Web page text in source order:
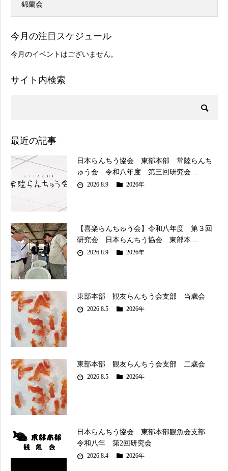
錦蘭会
今月の注目スケジュール
今月のイベントはございません。
サイト内検索
最近の記事
日本らんちう協会 東部本部 常陸らんち
ゅう会 令和八年度 第三回研究会…
2026.8.9 2026年
【喜楽らんちゅう会】令和八年度 第３回
研究会 日本らんちう協会 東部本…
2026.8.9 2026年
東部本部 観友らんちう会支部 当歳会
2026.8.5 2026年
東部本部 観友らんちう会支部 二歳会
2026.8.5 2026年
日本らんちう協会 東部本部観魚会支部
令和八年 第2回研究会
2026.8.4 2026年